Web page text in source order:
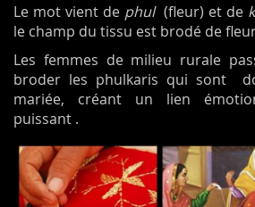
Le mot vient de phul(fleur) et de
le champ du tissu est brodé de
Les femmes de milieu rurale
broder les phulkaris qui sont
mariée, créant un lien
puissant .